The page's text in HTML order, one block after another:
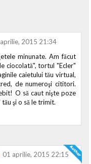
2015 21:34
minunate. Am făcut
ciocolată", tortul "Ecler"
caietului tău virtual,
de numeroşi cititori.
O să caut nişte poze
şi o să le trimit.
01 aprilie, 2015 22:15